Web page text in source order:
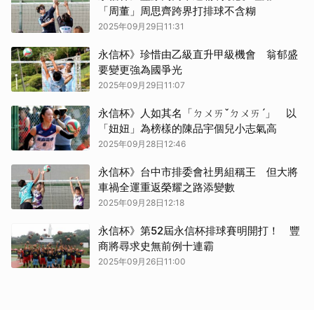
「周董」周思齊跨界打排球不含糊
2025年09月29日11:31
永信杯》珍惜由乙級直升甲級機會 翁郁盛
要變更強為國爭光
2025年09月29日11:07
永信杯》人如其名「ㄉㄨㄞˇㄉㄨㄞˊ」 以
「妞妞」為榜樣的陳品宇個兒小志氣高
2025年09月28日12:46
永信杯》台中市排委會社男組稱王 但大將
車禍全運重返榮耀之路添變數
2025年09月28日12:18
永信杯》第52屆永信杯排球賽明開打！ 豐
商將尋求史無前例十連霸
2025年09月26日11:00